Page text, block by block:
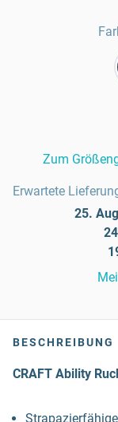
Zum
Erwartete
25.
BESCHREIBUNG
CRAFT Ability